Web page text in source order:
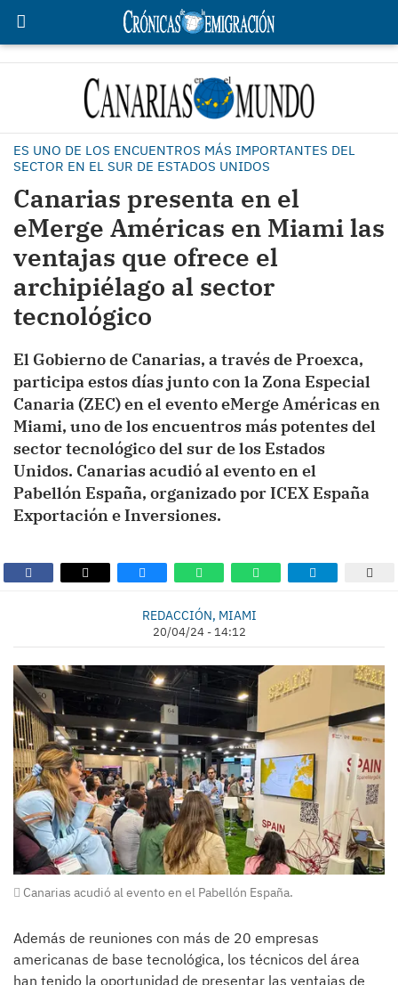
ES UNO DE LOS ENCUENTROS MÁS IMPORTANTES DEL
SECTOR EN EL SUR DE ESTADOS UNIDOS
Canarias presenta en el
eMerge Américas en Miami las
ventajas que ofrece el
archipiélago al sector
tecnológico
El Gobierno de Canarias, a través de Proexca,
participa estos días junto con la Zona Especial
Canaria (ZEC) en el evento eMerge Américas en
Miami, uno de los encuentros más potentes del
sector tecnológico del sur de los Estados
Unidos. Canarias acudió al evento en el
Pabellón España, organizado por ICEX España
Exportación e Inversiones.
REDACCIÓN, MIAMI
20/04/24 - 14:12
Canarias acudió al evento en el Pabellón España.
Además de reuniones con más de 20 empresas
americanas de base tecnológica, los técnicos del área
han tenido la oportunidad de presentar las ventajas de